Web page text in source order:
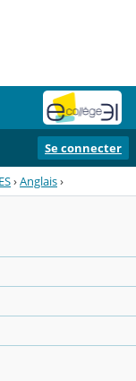
Se connecter
›Anglais›